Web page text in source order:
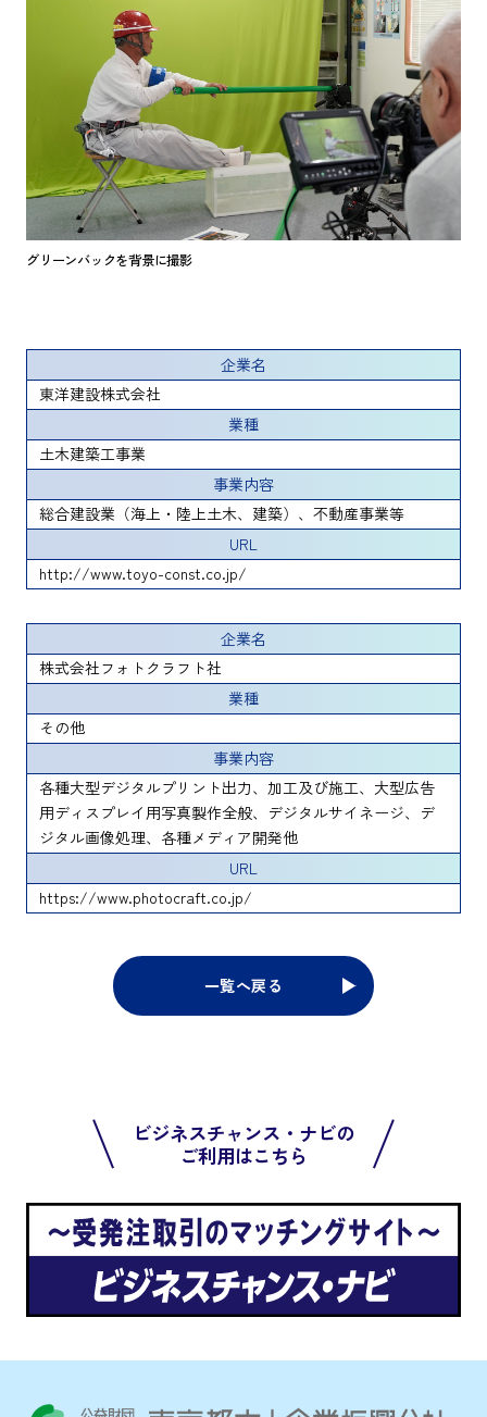
グリーンバックを背景に撮影
企業名
東洋建設株式会社
業種
土木建築工事業
事業内容
総合建設業（海上・陸上土木、建築）、不動産事業等
URL
http://www.toyo-const.co.jp/
企業名
株式会社フォトクラフト社
業種
その他
事業内容
各種大型デジタルプリント出力、加工及び施工、大型広告
用ディスプレイ用写真製作全般、デジタルサイネージ、デ
ジタル画像処理、各種メディア開発他
URL
https://www.photocraft.co.jp/
一覧へ戻る
ビジネスチャンス・ナビの
ご利用はこちら